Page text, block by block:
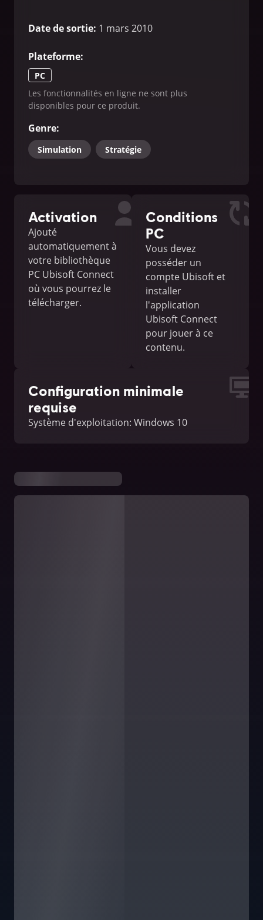
Date de sortie: 1 mars 2010
Plateforme:
PC
Les fonctionnalités en ligne ne sont plus
disponibles pour ce produit.
Genre:
Simulation Stratégie
Activation
Ajouté
automatiquement à
votre bibliothèque
PC Ubisoft Connect
où vous pourrez le
télécharger.
Conditions
PC
Vous devez
posséder un
compte Ubisoft et
installer
l'application
Ubisoft Connect
pour jouer à ce
contenu.
Configuration minimale
requise
Système d'exploitation: Windows 10